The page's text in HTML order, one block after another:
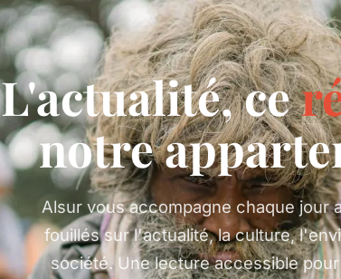
L'actualité, ce
notre
Alsur vous accompagne chaque jour
fouillés sur l'actualité, la culture,
société. Une lecture accessible